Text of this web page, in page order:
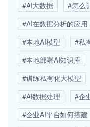
#AI大数据
#怎么
#AI在数据分析的应用
#本地AI模型
#私
#本地部署AI知识库
#训练私有化大模型
#AI数据处理
#企
#企业AI平台如何搭建